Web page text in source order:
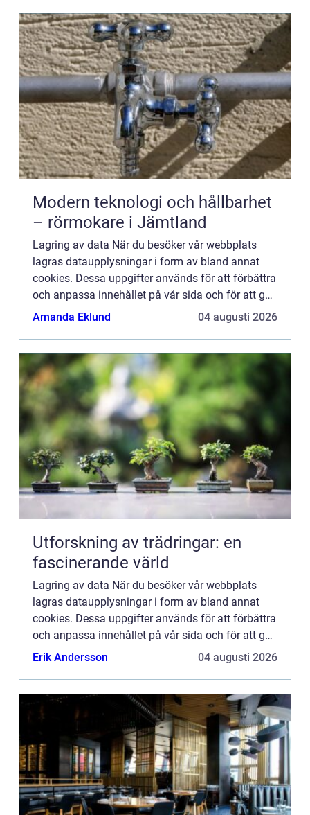
Modern teknologi och hållbarhet
– rörmokare i Jämtland
Lagring av data När du besöker vår webbplats
lagras dataupplysningar i form av bland annat
cookies. Dessa uppgifter används för att förbättra
och anpassa innehållet på vår sida och för att ge
dig så bra information som möjligt. Om du inte vill
Amanda Eklund 04 augusti 2026
Utforskning av trädringar: en
fascinerande värld
Lagring av data När du besöker vår webbplats
lagras dataupplysningar i form av bland annat
cookies. Dessa uppgifter används för att förbättra
och anpassa innehållet på vår sida och för att ge
dig så bra information som möjligt. Om du inte vill
Erik Andersson 04 augusti 2026